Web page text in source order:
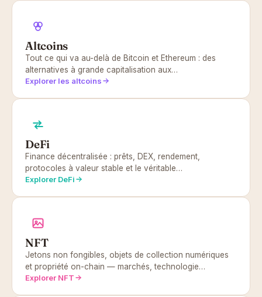
Altcoins
Tout ce qui va au-delà de Bitcoin et Ethereum : des
alternatives à grande capitalisation aux…
Explorer les altcoins
DeFi
Finance décentralisée : prêts, DEX, rendement,
protocoles à valeur stable et le véritable…
Explorer DeFi
NFT
Jetons non fongibles, objets de collection numériques
et propriété on-chain — marchés, technologie…
Explorer NFT